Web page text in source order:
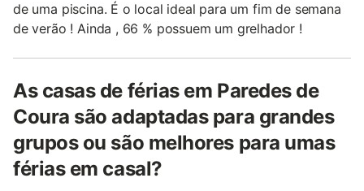
de uma piscina. É o local ideal para um fim de semana
de verão ! Ainda , 66 % possuem um grelhador !
As casas de férias em Paredes de
Coura são adaptadas para grandes
grupos ou são melhores para umas
férias em casal?